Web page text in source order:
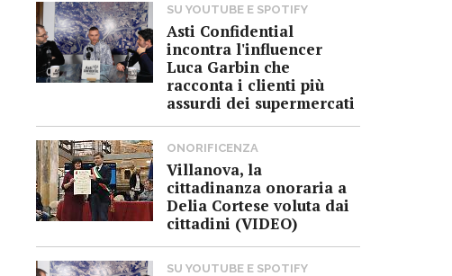
SU YOUTUBE E SPOTIFY
Asti Confidential
incontra l'influencer
Luca Garbin che
racconta i clienti più
assurdi dei supermercati
ONORIFICENZA
Villanova, la
cittadinanza onoraria a
Delia Cortese voluta dai
cittadini (VIDEO)
SU YOUTUBE E SPOTIFY